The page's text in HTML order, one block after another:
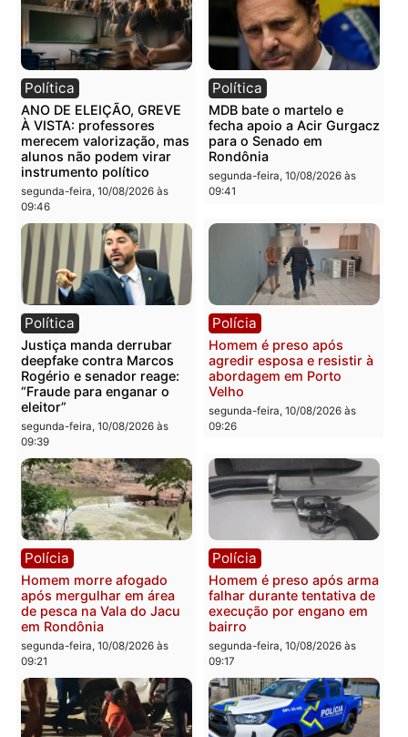
Política
Com aval de Bolsonaro,
Bruno Scheid cresce nas
ruas e tenta transformar
força da direita em vaga
no Senado
segunda-feira, 10/08/2026 às
09:51
Notícias
BR-364, A RODOVIA DA
MORTE: cinco vidas
perdidas em mais uma
tragédia que escancara o
perigo nas estradas de
segunda-feira, 10/08/2026 às
Política
ANO DE ELEIÇÃO, GREVE
À VISTA: professores
merecem valorização, mas
alunos não podem virar
instrumento político
segunda-feira, 10/08/2026 às
09:46
Política
MDB bate o martelo e
fecha apoio a Acir
para o Senado em
segunda-feira, 10/08/2026 às
09:41
Política
Justiça manda derrubar
Rogério e senador reage:
“Fraude para enganar o
eleitor”
Polícia
Homem é preso após
abordagem em Porto
Velho
segunda-feira, 10/08/2026 às